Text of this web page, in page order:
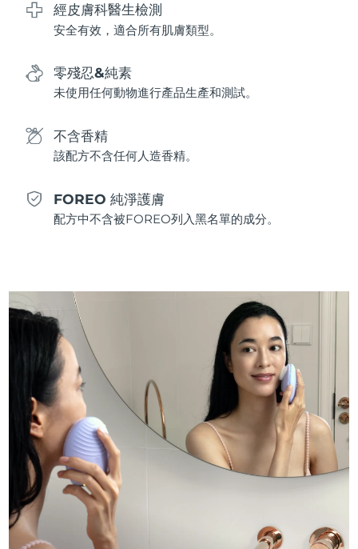
經皮膚科醫生檢測
安全有效，適合所有肌膚類型。
零殘忍&純素
未使用任何動物進行產品生產和測試。
不含香精
該配方不含任何人造香精。
FOREO 純淨護膚
配方中不含被FOREO列入黑名單的成分。
留尼旺
俄羅斯 預計送達日期
沙烏地阿拉伯
新加坡
斯洛伐克
南韓 預計送達日期10/08/2026
西班牙 預計送達日期08/08/2026
預計送達日期08/08/2026
瑞士 預計送達日期 08/08/2026
台灣 預計送達日期13/08/2026
泰國
土耳其 預計送達日期09/08/2026